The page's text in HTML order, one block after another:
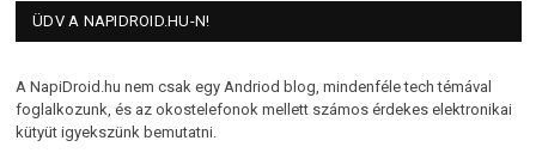
ÜDV A NAPIDROID.HU-N!
A NapiDroid.hu nem csak egy Andriod blog, mindenféle tech témával
foglalkozunk, és az okostelefonok mellett számos érdekes elektronikai
kütyüt igyekszünk bemutatni.